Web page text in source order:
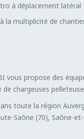
à déplacement latéral
multiplicité de
vous propose des
chargeuses
toute la région
Saône (70), Saône-